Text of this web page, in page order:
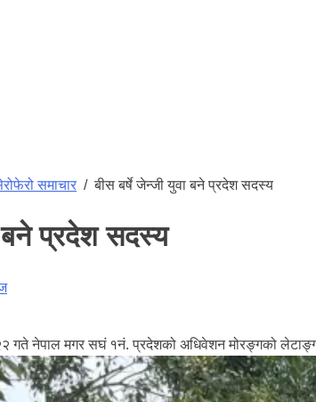
समाचार /बीस बर्षे जेन्जी युवा बने प्रदेश सदस्य
बने प्रदेश सदस्य
गते नेपाल मगर सघं १नं. प्रदेशको अधिवेशन मोरङ्गको